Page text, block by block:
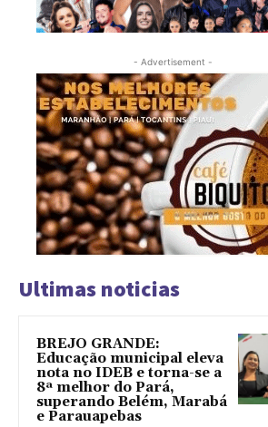
- Advertisement -
Ultimas noticias
BREJO GRANDE:
Educação municipal eleva
nota no IDEB e torna-se a
8ª melhor do Pará,
superando Belém, Marabá
e Parauapebas